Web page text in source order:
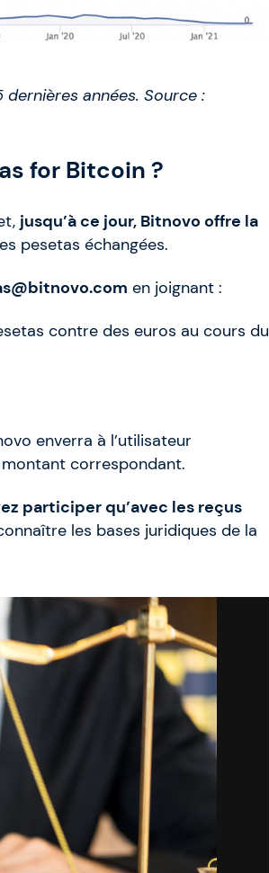
années. Source :
for Bitcoin ?
jusqu’à ce jour, Bitnovo offre la
pesetas échangées.
en joignant :
contre des euros au cours du
enverra à l’utilisateur
correspondant.
participer qu’avec les reçus
les bases juridiques de la